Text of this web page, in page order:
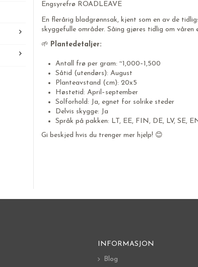
Engsyrefrø ROADLEAVE
En flerårig bladgrønnsak, kjent som en av de
skyggefulle områder. Såing gjøres tidlig om våren
🌱 Plantedetaljer:
Antall frø per gram: ~1,000–1,500
Såtid (utendørs): August
Planteavstand (cm): 20x5
Høstetid: April–september
Solforhold: Ja, egnet for solrike steder
Delvis skygge: Ja
Språk på pakken: LT, EE, FIN, DE, LV, SE,
Gi beskjed hvis du trenger mer hjelp! 😊
INFORMASJON
Blog